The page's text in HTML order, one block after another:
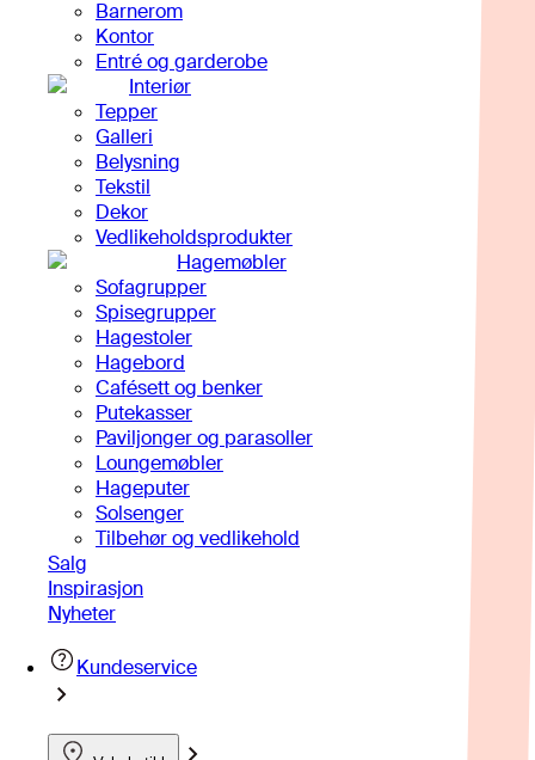
Barnerom
Kontor
Entré og garderobe
Interiør
Tepper
Galleri
Belysning
Tekstil
Dekor
Vedlikeholdsprodukter
Hagemøbler
Sofagrupper
Spisegrupper
Hagestoler
Hagebord
Cafésett og benker
Putekasser
Paviljonger og parasoller
Loungemøbler
Hageputer
Solsenger
Tilbehør og vedlikehold
Salg
Inspirasjon
Nyheter
Kundeservice